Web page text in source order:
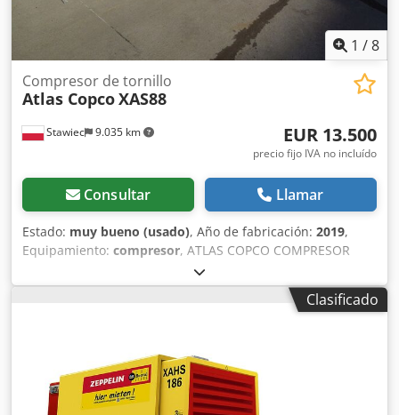
1 /8
Stawiec 9.035 km
Compresor de tornillo
Atlas CopcoXAS88
EUR 13.500
precio fijo IVA no incluído
Consultar Llamar
Estado: muy bueno (usado), Año de fabricación: 2019,
Equipamiento: compresor, ATLAS COPCO COMPRESOR
XAS88 5.2m3 2019 Compresor DIESEL ATLAS COPCO XAS 88
totalmente revisado. Datos técnicos: capacidad 5.20
m3/min; presión de trabajo 7 Bar; año de producción 2019;
58800 zł precio bruto: 72324 zł A continuación se muestra
un enlace a un video que muestra el trabajo de la
máquina
Clasificado